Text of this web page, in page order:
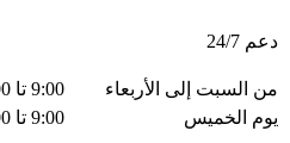
دعم 24/7
من السبت إلى الأربعاء
9:00 تا 17:00
يوم الخميس
9:00 تا 13:00